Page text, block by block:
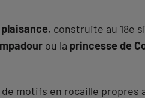
, construite au 18e
ou la princesse de
motifs en rocaille propres